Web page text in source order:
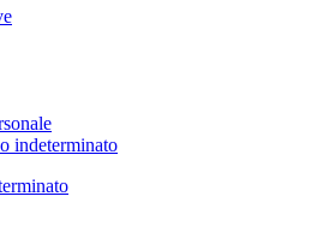
indeterminato